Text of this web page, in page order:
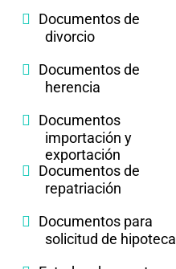
Documentos de
divorcio
Documentos de
herencia
Documentos
importación y
exportación
Documentos de
repatriación
Documentos para
solicitud de hipoteca